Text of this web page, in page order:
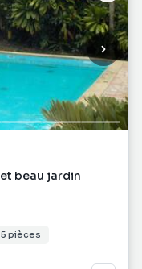
beau jardin
5 pièces